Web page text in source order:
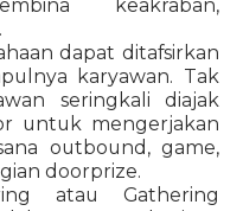
keakraban,
dapat ditafsirkan
karyawan. Tak
seringkali diajak
untuk mengerjakan
outbound, game,
doorprize.
atau Gathering